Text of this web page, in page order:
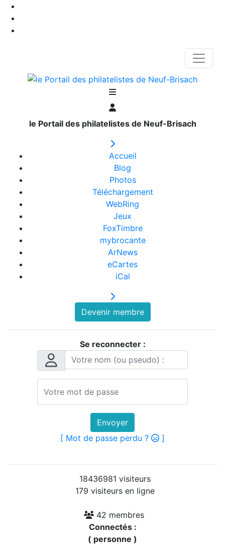
le Portail des philatelistes de Neuf-Brisach
Accueil
Blog
Photos
Téléchargement
WebRing
Jeux
FoxTimbre
mybrocante
ArNews
eCartes
iCal
Devenir membre
Se reconnecter :
Envoyer
[ Mot de passe perdu ?
]
18436981 visiteurs
179 visiteurs en ligne
42 membres
Connectés :
( personne )